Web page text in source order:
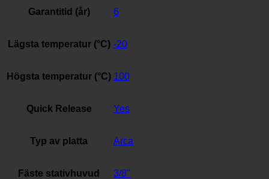
Garantitid (år) 6
Lägsta temperatur (°C) -20
Högsta temperatur (°C) 100
Quick Release Yes
Typ av platta Arca
Fäste stativhuvud 3/8"